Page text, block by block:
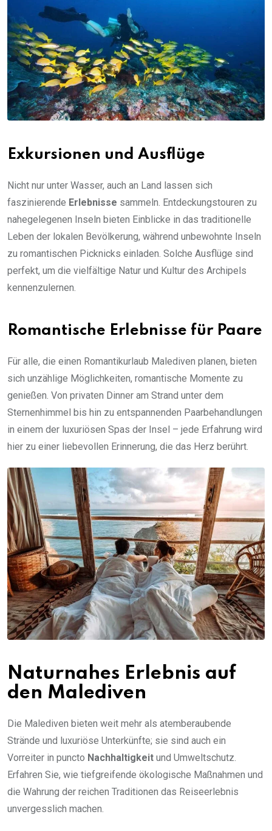
Exkursionen und Ausflüge
Nicht nur unter Wasser, auch an Land lassen sich
faszinierende Erlebnisse sammeln. Entdeckungstouren zu
nahegelegenen Inseln bieten Einblicke in das traditionelle
Leben der lokalen Bevölkerung, während unbewohnte Inseln
zu romantischen Picknicks einladen. Solche Ausflüge sind
perfekt, um die vielfältige Natur und Kultur des Archipels
kennenzulernen.
Romantische Erlebnisse für Paare
Für alle, die einen Romantikurlaub Malediven planen, bieten
sich unzählige Möglichkeiten, romantische Momente zu
genießen. Von privaten Dinner am Strand unter dem
Sternenhimmel bis hin zu entspannenden Paarbehandlungen
in einem der luxuriösen Spas der Insel – jede Erfahrung wird
hier zu einer liebevollen Erinnerung, die das Herz berührt.
Naturnahes Erlebnis auf
den Malediven
Die Malediven bieten weit mehr als atemberaubende
Strände und luxuriöse Unterkünfte; sie sind auch ein
Vorreiter in puncto Nachhaltigkeit und Umweltschutz.
Erfahren Sie, wie tiefgreifende ökologische Maßnahmen und
die Wahrung der reichen Traditionen das Reiseerlebnis
unvergesslich machen.